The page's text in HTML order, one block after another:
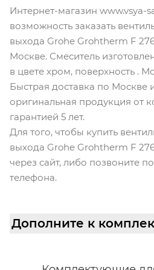
Интернет-магазин www.vsya-
возможность заказать
выхода Grohe Grohtherm F
Москве. Смеситель
в цвете хром, поверхность .
Быстрая доставка по Москве
оригинальная продукция от
гарантией 5 лет.
Для того, чтобы купить
выхода Grohe Grohtherm F
через сайт, либо позвоните
телефона.
Дополните к